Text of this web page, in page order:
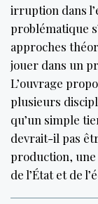
irruption dans
problématique
approches
jouer dans un
L’ouvrage
plusieurs
qu’un simple
devrait-il pas
production, une
de l’État et de